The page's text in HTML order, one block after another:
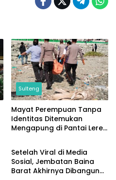
Sulteng
Mayat Perempuan Tanpa
Identitas Ditemukan
Mengapung di Pantai Lere,
Sulteng
Setelah Viral di Media
Sosial, Jembatan Baina
Barat Akhirnya Dibangun
Sulteng